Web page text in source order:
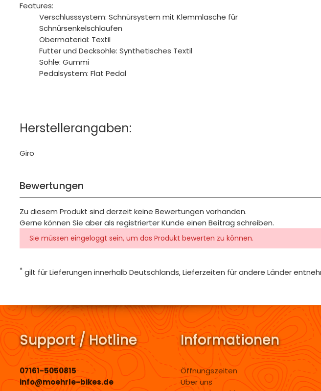
Features:
Verschlusssystem: Schnürsystem mit Klemmlasche für
Schnürsenkelschlaufen
Obermaterial: Textil
Futter und Decksohle: Synthetisches Textil
Sohle: Gummi
Pedalsystem: Flat Pedal
Herstellerangaben:
Giro
Bewertungen
Zu diesem Produkt sind derzeit keine Bewertungen vorhanden.
Gerne können Sie aber als registrierter Kunde einen Beitrag schreiben.
Sie müssen eingeloggt sein, um das Produkt bewerten zu können.
* gilt für Lieferungen innerhalb Deutschlands, Lieferzeiten für andere Länder
Support / Hotline
07161-5050815
info@moehrle-bikes.de
Informationen
Öffnungszeiten
Über uns